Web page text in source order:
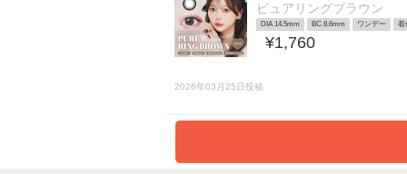
ピュアリングブラウン
DIA 14.5mm BC 8.6mm ワンデー 着
¥1,760
2026年03月25日投稿